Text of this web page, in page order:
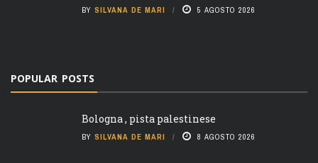
BY SILVANA DE MARI 5 AGOSTO 2026
POPULAR POSTS
Bologna , pista palestinese
BY SILVANA DE MARI 8 AGOSTO 2026